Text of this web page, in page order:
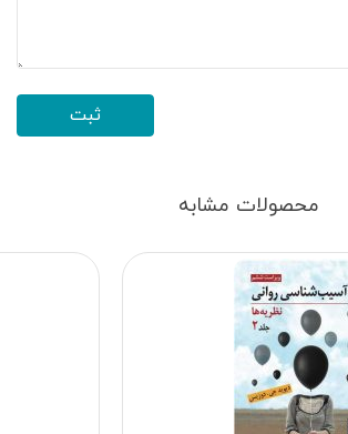
محصولات مشابه